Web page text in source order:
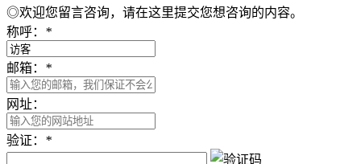
◎欢迎您留言咨询，请在这里提交您想咨询的内容。
称呼： *
邮箱： *
网址：
验证： *